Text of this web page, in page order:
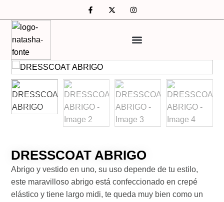
DRESSCOAT ABRIGO
Abrigo y vestido en uno, su uso depende de tu estilo,
este maravilloso abrigo está confeccionado en crepé
elástico y tiene largo midi, te queda muy bien como un